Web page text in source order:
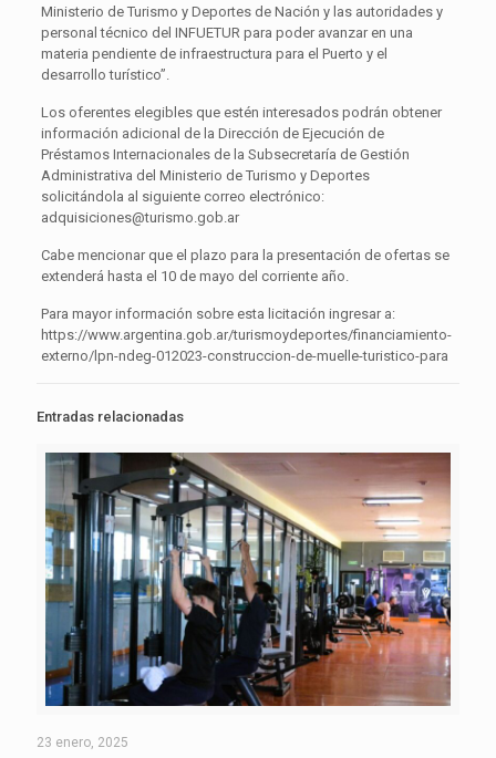
Ministerio de Turismo y Deportes de Nación y las autoridades y
personal técnico del INFUETUR para poder avanzar en una
materia pendiente de infraestructura para el Puerto y el
desarrollo turístico”.
Los oferentes elegibles que estén interesados podrán obtener
información adicional de la Dirección de Ejecución de
Préstamos Internacionales de la Subsecretaría de Gestión
Administrativa del Ministerio de Turismo y Deportes
solicitándola al siguiente correo electrónico:
adquisiciones@turismo.gob.ar
Cabe mencionar que el plazo para la presentación de ofertas se
extenderá hasta el 10 de mayo del corriente año.
Para mayor información sobre esta licitación ingresar a:
https://www.argentina.gob.ar/turismoydeportes/financiamiento-
externo/lpn-ndeg-012023-construccion-de-muelle-turistico-para
Entradas relacionadas
23 enero, 2025